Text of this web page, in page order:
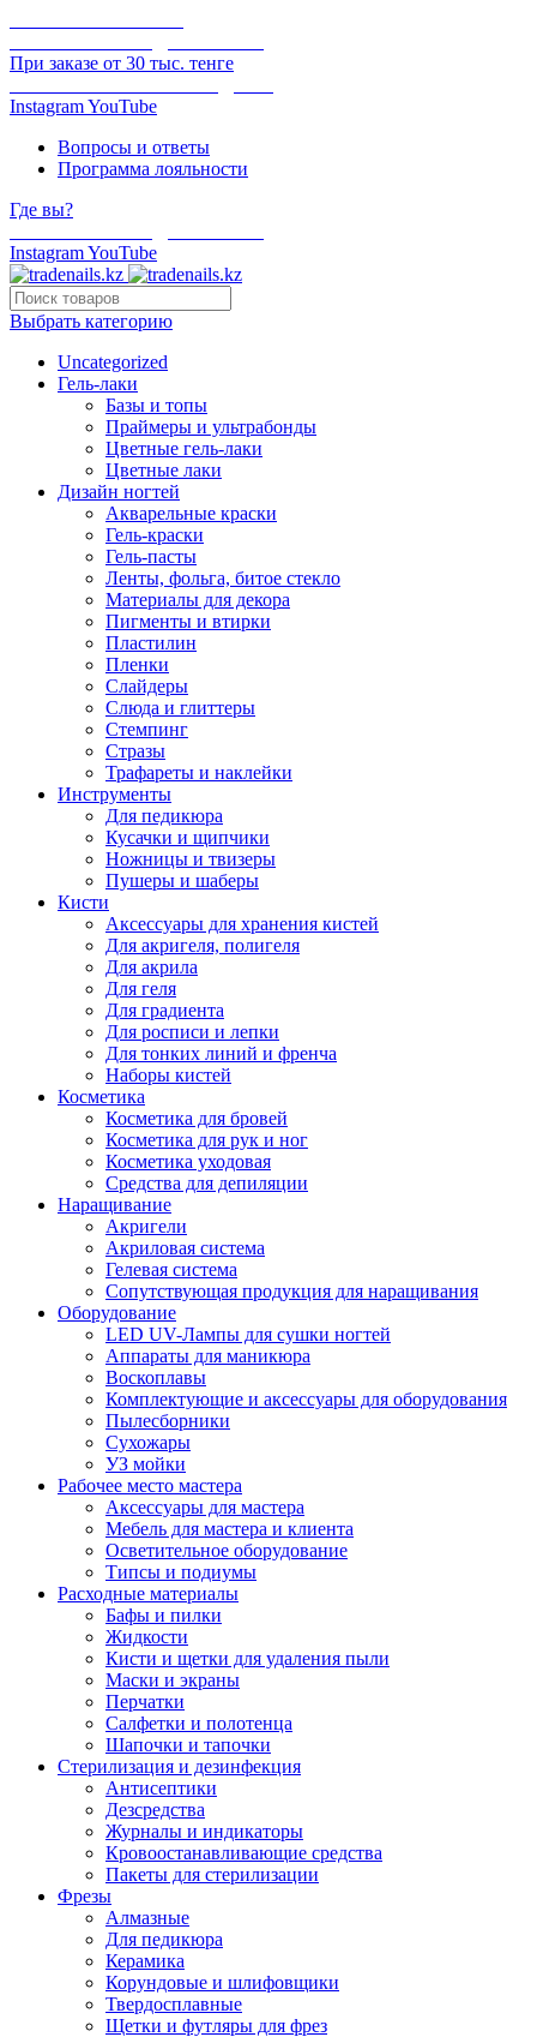
При заказе от 30 тыс. тенге
InstagramYouTube
Вопросы и ответы
Программа лояльности
Где вы?
InstagramYouTube
Выбрать категорию
Uncategorized
Гель-лаки
Базы и топы
Праймеры и ультрабонды
Цветные гель-лаки
Цветные лаки
Дизайн ногтей
Акварельные краски
Гель-краски
Гель-пасты
Ленты, фольга, битое стекло
Материалы для декора
Пигменты и втирки
Пластилин
Пленки
Слайдеры
Слюда и глиттеры
Стемпинг
Стразы
Трафареты и наклейки
Инструменты
Для педикюра
Кусачки и щипчики
Ножницы и твизеры
Пушеры и шаберы
Кисти
Аксессуары для хранения кистей
Для акригеля, полигеля
Для акрила
Для геля
Для градиента
Для росписи и лепки
Для тонких линий и френча
Наборы кистей
Косметика
Косметика для бровей
Косметика для рук и ног
Косметика уходовая
Средства для депиляции
Наращивание
Акригели
Акриловая система
Гелевая система
Сопутствующая продукция для наращивания
Оборудование
LED UV-Лампы для сушки ногтей
Аппараты для маникюра
Воскоплавы
Комплектующие и аксессуары для оборудования
Пылесборники
Сухожары
УЗ мойки
Рабочее место мастера
Аксессуары для мастера
Мебель для мастера и клиента
Осветительное оборудование
Типсы и подиумы
Расходные материалы
Бафы и пилки
Жидкости
Кисти и щетки для удаления пыли
Маски и экраны
Перчатки
Салфетки и полотенца
Шапочки и тапочки
Стерилизация и дезинфекция
Антисептики
Дезсредства
Журналы и индикаторы
Кровоостанавливающие средства
Пакеты для стерилизации
Фрезы
Алмазные
Для педикюра
Керамика
Корундовые и шлифовщики
Твердосплавные
Щетки и футляры для фрез